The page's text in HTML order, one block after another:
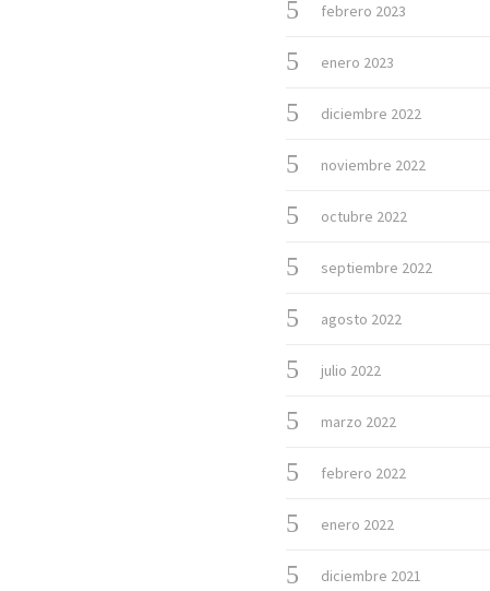
febrero 2023
enero 2023
diciembre 2022
noviembre 2022
octubre 2022
septiembre 2022
agosto 2022
julio 2022
marzo 2022
febrero 2022
enero 2022
diciembre 2021